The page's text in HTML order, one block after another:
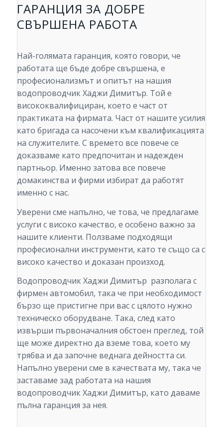
ГАРАНЦИЯ ЗА ДОБРЕ
СВЪРШЕНА РАБОТА
Най-голямата гаранция, която говори, че
работата ще бъде добре свършена, е
професионализмът и опитът на нашия
водопроводчик Хаджи Димитър. Той е
висококвалифициран, което е част от
практиката на фирмата. Част от нашите усилия
като бригада са насочени към квалификацията
на служителите. С времето все повече се
доказваме като предпочитан и надежден
партньор. Именно затова все повече
домакинства и фирми избират да работят
именно с нас.
Уверени сме напълно, че това, че предлагаме
услуги с високо качество, е особено важно за
нашите клиенти. Ползваме подходящи
професионални инструменти, като те също са с
високо качество и доказан произход.
Водопроводчик Хаджи Димитър разполага с
фирмен автомобил, така че при необходимост
бързо ще пристигне при вас с цялото нужно
техническо оборудване. Така, след като
извърши първоначалния обстоен преглед, той
ще може директно да вземе това, което му
трябва и да започне веднага дейността си.
Напълно уверени сме в качествата му, така че
заставаме зад работата на нашия
водопроводчик Хаджи Димитър, като даваме
пълна гаранция за нея.